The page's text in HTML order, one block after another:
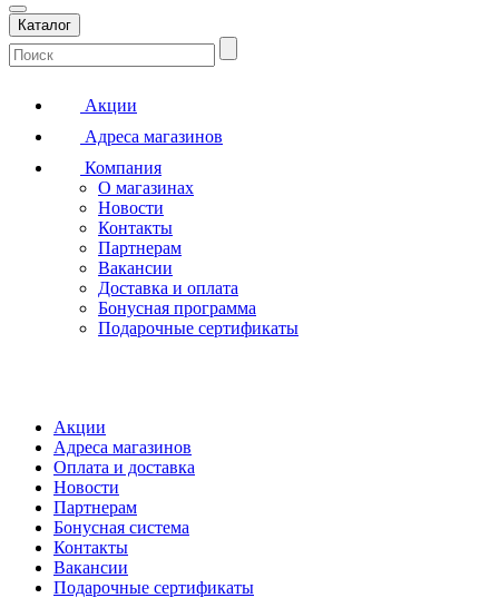
Каталог
Акции
Адреса магазинов
Компания
О магазинах
Новости
Контакты
Партнерам
Вакансии
Доставка и оплата
Бонусная программа
Подарочные сертификаты
Акции
Адреса магазинов
Оплата и доставка
Новости
Партнерам
Бонусная система
Контакты
Вакансии
Подарочные сертификаты